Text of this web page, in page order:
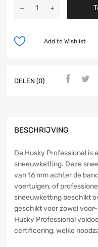
Add to Wishlist
DELEN (0)
BESCHRIJVING
De Husky Professional is
sneeuwketting. Deze
van 16 mm achter de
voertuigen, of
sneeuwketting beschikt
geschikt voor zowel
Husky Professional
certificering, welke